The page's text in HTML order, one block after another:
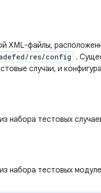
XML-файлы,
res/config .
случаи, и
набора тестовых
набора тестовых